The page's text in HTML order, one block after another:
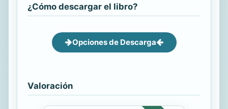
¿Cómo descargar el libro?
Opciones de Descarga
Valoración